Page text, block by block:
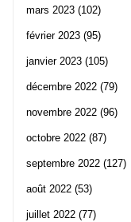
mars 2023 (102)
février 2023 (95)
janvier 2023 (105)
décembre 2022 (79)
novembre 2022 (96)
octobre 2022 (87)
septembre 2022 (127)
août 2022 (53)
juillet 2022 (77)